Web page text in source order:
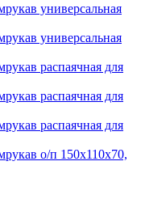
универсальная
универсальная
распаячная для
распаячная для
распаячная для
о/п 150x110x70,